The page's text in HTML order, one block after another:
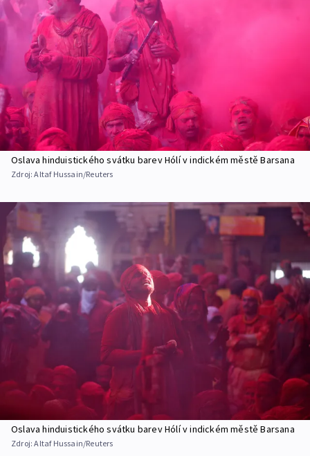
Oslava hinduistického svátku barev Hólí v indickém městě Barsana
Zdroj:Altaf Hussain/Reuters
Oslava hinduistického svátku barev Hólí v indickém městě Barsana
Zdroj:Altaf Hussain/Reuters